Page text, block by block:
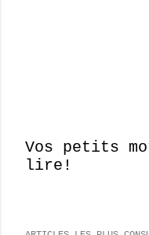
E
Vos petits
lire!